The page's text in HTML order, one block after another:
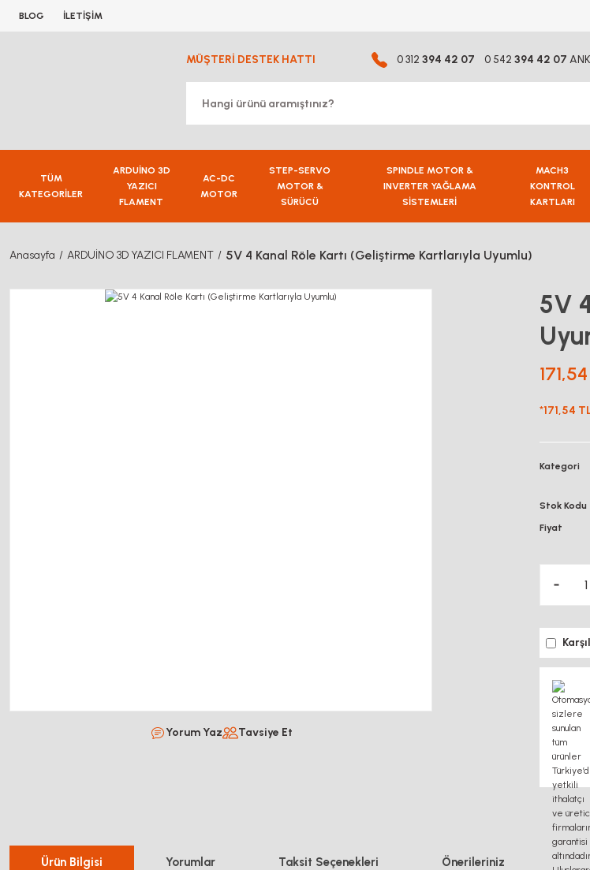
BLOG İLETİŞİM
MÜŞTERİ DESTEK HATTI 0 312 394 42 07 0 542 394 42 07
TÜM
KATEGORİLER
ARDUİNO 3D
YAZICI
FLAMENT
AC-DC
MOTOR
STEP-SERVO
MOTOR &
SÜRÜCÜ
SPINDLE MOTOR &
INVERTER YAĞLAMA
SİSTEMLERİ
MACH3
KONTROL
KARTLARI
Anasayfa ARDUİNO 3D YAZICI FLAMENT 5V 4 Kanal Röle Kartı (Geliştirme Kartlarıyla Uyumlu)
Yorum Yaz Tavsiye Et
5V
*171,54
Kategori
Stok Kodu
Fiyat
Ürün Bilgisi Yorumlar Taksit Seçenekleri Önerileriniz